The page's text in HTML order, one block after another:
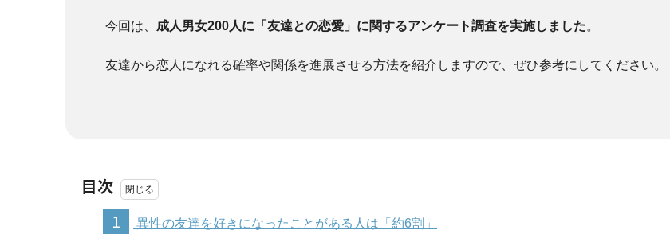
今回は、 成人男女200人に「友達との恋愛」に関するアンケート調査を実施しました。
友達から恋人になれる確率や関係を進展させる方法を紹介しますので、ぜひ参考にしてください。
目次
1
異性の友達を好きになったことがある人は「約6割」